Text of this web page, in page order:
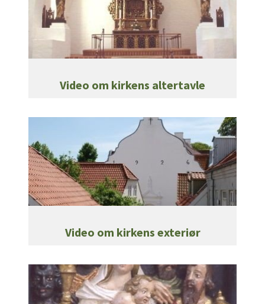
Video om kirkens altertavle
Video om kirkens exteriør